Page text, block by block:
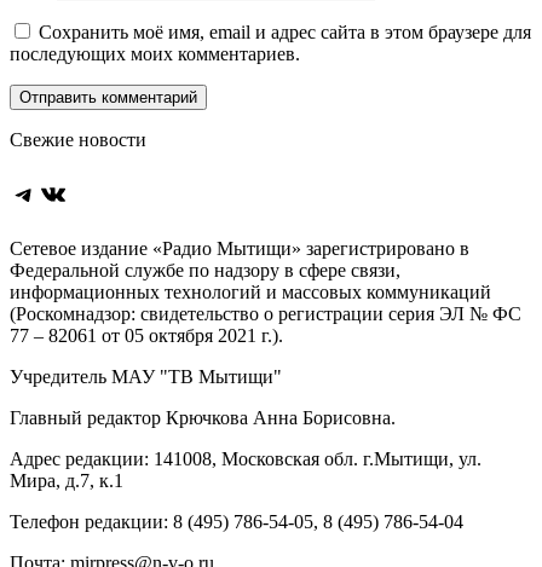
Сохранить моё имя, email и адрес сайта в этом браузере для
последующих моих комментариев.
Свежие новости
Telegram
ВКонтакте
Сетевое издание «Радио Мытищи» зарегистрировано в
Федеральной службе по надзору в сфере связи,
информационных технологий и массовых коммуникаций
(Роскомнадзор: свидетельство о регистрации серия ЭЛ № ФС
77 – 82061 от 05 октября 2021 г.).
Учредитель МАУ "ТВ Мытищи"
Главный редактор Крючкова Анна Борисовна.
Адрес редакции: 141008, Московская обл. г.Мытищи, ул.
Мира, д.7, к.1
Телефон редакции: 8 (495) 786-54-05, 8 (495) 786-54-04